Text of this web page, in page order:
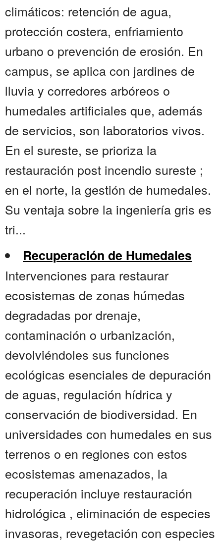
climáticos: retención de agua,
protección costera, enfriamiento
urbano o prevención de erosión. En
campus, se aplica con jardines de
lluvia y corredores arbóreos o
humedales artificiales que, además
de servicios, son laboratorios vivos.
En el sureste, se prioriza la
restauración post incendio sureste ;
en el norte, la gestión de humedales.
Su ventaja sobre la ingeniería gris es
tri...
Recuperación de Humedales
Intervenciones para restaurar
ecosistemas de zonas húmedas
degradadas por drenaje,
contaminación o urbanización,
devolviéndoles sus funciones
ecológicas esenciales de depuración
de aguas, regulación hídrica y
conservación de biodiversidad. En
universidades con humedales en sus
terrenos o en regiones con estos
ecosistemas amenazados, la
recuperación incluye restauración
hidrológica , eliminación de especies
invasoras, revegetación con especies